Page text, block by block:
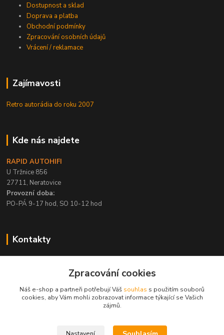
Dostupnost a sklad
Doprava a platba
Obchodní podmínky
Zpracování osobních údajů
Vrácení / reklamace
Zajímavosti
Retro autorádia do roku 2007
Kde nás najdete
RAPID AUTOHIFI
U Tržnice 856
27711, Neratovice
Provozní doba:
PO-PÁ 9-17 hod, SO 10-12 hod
Kontakty
PO-PÁ / 9-17 hod, SO 10-12 hod
info@rapid-autohifi.com
Zpracování cookies
Náš e-shop a partneři potřebují Váš souhlas s použitím souborů
cookies, aby Vám mohli zobrazovat informace týkající se Vašich
zájmů.